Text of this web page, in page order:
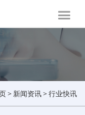
> 新闻资讯>行业快讯